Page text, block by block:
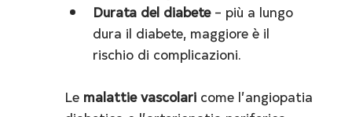
Durata del diabete – più a lungo
dura il diabete, maggiore è il
rischio di complicazioni.
Le malattie vascolari come l’angiopatia